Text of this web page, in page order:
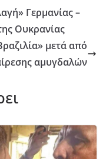
Γερμανίας –
Ουκρανίας
μετά από
αμυγδαλών